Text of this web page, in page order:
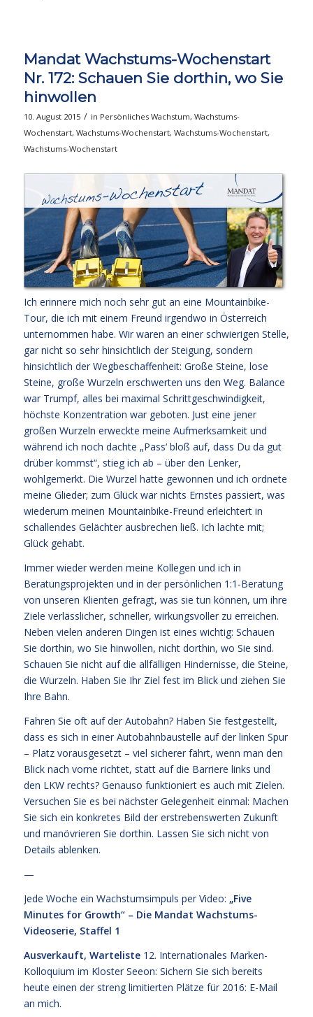
Mandat Wachstums-Wochenstart
Nr. 172: Schauen Sie dorthin, wo Sie
hinwollen
10. August 2015 / in Persönliches Wachstum, Wachstums-
Wochenstart, Wachstums-Wochenstart, Wachstums-Wochenstart,
Wachstums-Wochenstart
Ich erinnere mich noch sehr gut an eine Mountainbike-
Tour, die ich mit einem Freund irgendwo in Österreich
unternommen habe. Wir waren an einer schwierigen Stelle,
gar nicht so sehr hinsichtlich der Steigung, sondern
hinsichtlich der Wegbeschaffenheit: Große Steine, lose
Steine, große Wurzeln erschwerten uns den Weg. Balance
war Trumpf, alles bei maximal Schrittgeschwindigkeit,
höchste Konzentration war geboten. Just eine jener
großen Wurzeln erweckte meine Aufmerksamkeit und
während ich noch dachte „Pass‘ bloß auf, dass Du da gut
drüber kommst“, stieg ich ab – über den Lenker,
wohlgemerkt. Die Wurzel hatte gewonnen und ich ordnete
meine Glieder; zum Glück war nichts Ernstes passiert, was
wiederum meinen Mountainbike-Freund erleichtert in
schallendes Gelächter ausbrechen ließ. Ich lachte mit;
Glück gehabt.
Immer wieder werden meine Kollegen und ich in
Beratungsprojekten und in der persönlichen 1:1-Beratung
von unseren Klienten gefragt, was sie tun können, um ihre
Ziele verlässlicher, schneller, wirkungsvoller zu erreichen.
Neben vielen anderen Dingen ist eines wichtig: Schauen
Sie dorthin, wo Sie hinwollen, nicht dorthin, wo Sie sind.
Schauen Sie nicht auf die allfälligen Hindernisse, die Steine,
die Wurzeln. Haben Sie Ihr Ziel fest im Blick und ziehen Sie
Ihre Bahn.
Fahren Sie oft auf der Autobahn? Haben Sie festgestellt,
dass es sich in einer Autobahnbaustelle auf der linken Spur
– Platz vorausgesetzt – viel sicherer fährt, wenn man den
Blick nach vorne richtet, statt auf die Barriere links und
den LKW rechts? Genauso funktioniert es auch mit Zielen.
Versuchen Sie es bei nächster Gelegenheit einmal: Machen
Sie sich ein konkretes Bild der erstrebenswerten Zukunft
und manövrieren Sie dorthin. Lassen Sie sich nicht von
Details ablenken.
—
Jede Woche ein Wachstumsimpuls per Video: „Five
Minutes for Growth“ – Die Mandat Wachstums-
Videoserie, Staffel 1
Ausverkauft, Warteliste 12. Internationales Marken-
Kolloquium im Kloster Seeon: Sichern Sie sich bereits
heute einen der streng limitierten Plätze für 2016: E-Mail
an mich.